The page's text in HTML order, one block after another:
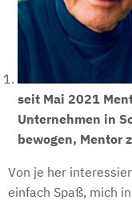
seit Mai 2021
Unternehmen in
bewogen, Mentor
Von je her
einfach Spaß, mich